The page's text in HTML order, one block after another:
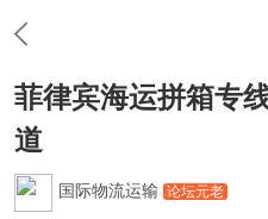
菲律宾海运拼箱专
道
国际物流运输 论坛元老